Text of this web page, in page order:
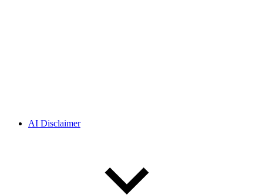
AI Disclaimer